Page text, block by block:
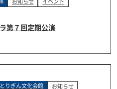
お知らせ イベント
第７回定期公演
とりぎん文化会館
お知らせ